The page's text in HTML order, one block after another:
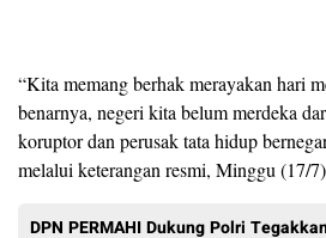
“Kita memang berhak merayakan hari
benarnya, negeri kita belum merdeka
koruptor dan perusak tata hidup
melalui keterangan resmi, Minggu (17/
DPN PERMAHI Dukung Polri